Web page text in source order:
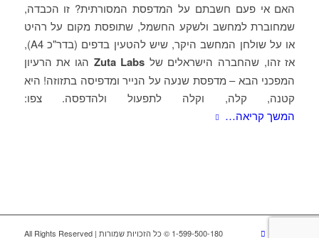
האם אי פעם חשבתם על המדפסת המסורתית? זו הכבדה,
שמחוברת למחשב ולשקע החשמל, שתופסת מקום על רהיט
או על שולחן המחשב היקר, שיש להטעין בדפים (בדר"כ A4),
אז זהו, שהחברה הישראלים של Zuta Labs הגו את הרעיון
המפכני הבא – מדפסת שנעה על הנייר ומדפיסה בתזוזה! היא
קטנה, קלה, וקלה לתפעול ולהדפסה. צפו:
המשך קריאה…
1-599-500-180 © כל הזכויות שמורות | All Rights Reserved